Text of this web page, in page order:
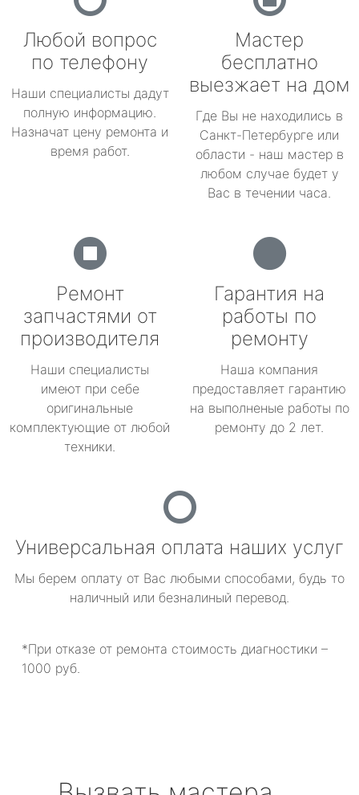
Любой вопрос
по телефону
Наши специалисты дадут
полную информацию.
Назначат цену ремонта и
время работ.
Мастер
бесплатно
выезжает на дом
Где Вы не находились в
Санкт-Петербурге или
области - наш мастер в
любом случае будет у
Вас в течении часа.
Ремонт
запчастями от
производителя
Наши специалисты
имеют при себе
оригинальные
комплектующие от любой
техники.
Гарантия на
работы по
ремонту
Наша компания
предоставляет гарантию
на выполненые работы по
ремонту до 2 лет.
Универсальная оплата наших услуг
Мы берем оплату от Вас любыми способами, будь то
наличный или безналиный перевод.
*При отказе от ремонта стоимость диагностики –
1000 руб.